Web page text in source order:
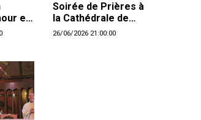
et
Soirée de Prières à
la Cathédrale de
Montréal
26/06/2026 21:00:00